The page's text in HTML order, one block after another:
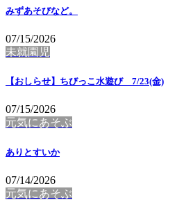
みずあそびなど。
07/15/2026
未就園児
【おしらせ】ちびっこ水遊び 7/23(金)
07/15/2026
元気にあそぶ
ありとすいか
07/14/2026
元気にあそぶ